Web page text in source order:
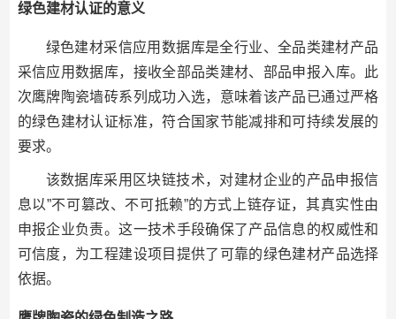
绿色建材认证的意义
绿色建材采信应用数据库是全行业、全品类建材产品
采信应用数据库，接收全部品类建材、部品申报入库。此
次鹰牌陶瓷墙砖系列成功入选，意味着该产品已通过严格
的绿色建材认证标准，符合国家节能减排和可持续发展的
要求。
该数据库采用区块链技术，对建材企业的产品申报信
息以”不可篡改、不可抵赖”的方式上链存证，其真实性由
申报企业负责。这一技术手段确保了产品信息的权威性和
可信度，为工程建设项目提供了可靠的绿色建材产品选择
依据。